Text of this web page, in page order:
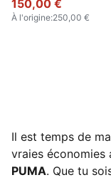
150,00 €
À l'origine:250,00 €
Il est temps de
vraies économies
PUMA. Que tu